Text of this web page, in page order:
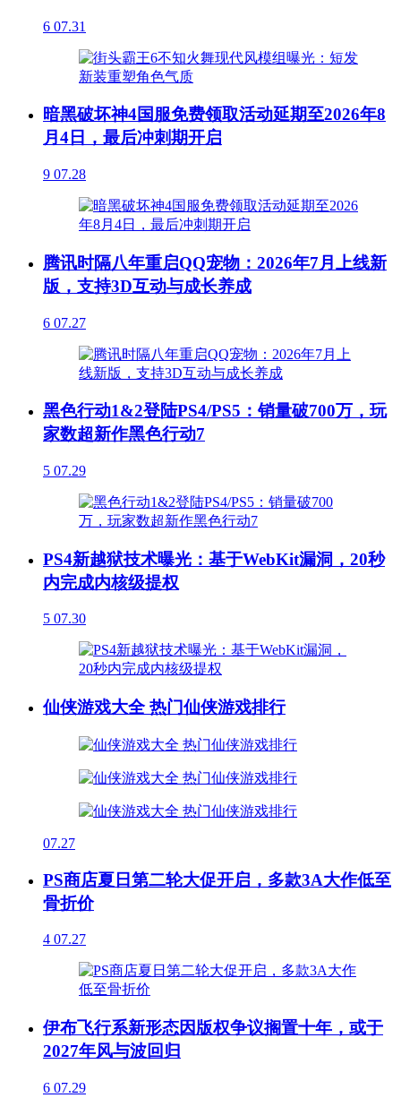
6 07.31
暗黑破坏神4国服免费领取活动延期至2026年8
月4日，最后冲刺期开启
9 07.28
腾讯时隔八年重启QQ宠物：2026年7月上线新
版，支持3D互动与成长养成
6 07.27
黑色行动1&2登陆PS4/PS5：销量破700万，玩
家数超新作黑色行动7
5 07.29
PS4新越狱技术曝光：基于WebKit漏洞，20秒
内完成内核级提权
5 07.30
仙侠游戏大全 热门仙侠游戏排行
07.27
PS商店夏日第二轮大促开启，多款3A大作低至
骨折价
4 07.27
伊布飞行系新形态因版权争议搁置十年，或于
2027年风与波回归
6 07.29